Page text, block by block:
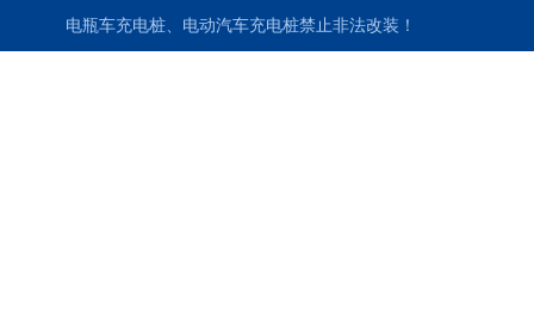
电瓶车充电桩、电动汽车充电桩禁止非法改装！